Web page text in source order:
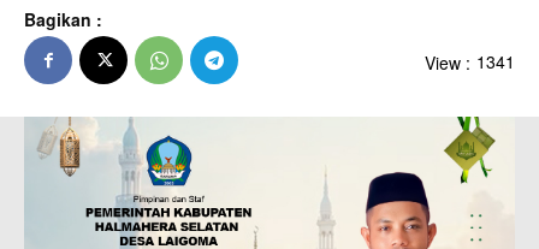
Bagikan :
View : 1341